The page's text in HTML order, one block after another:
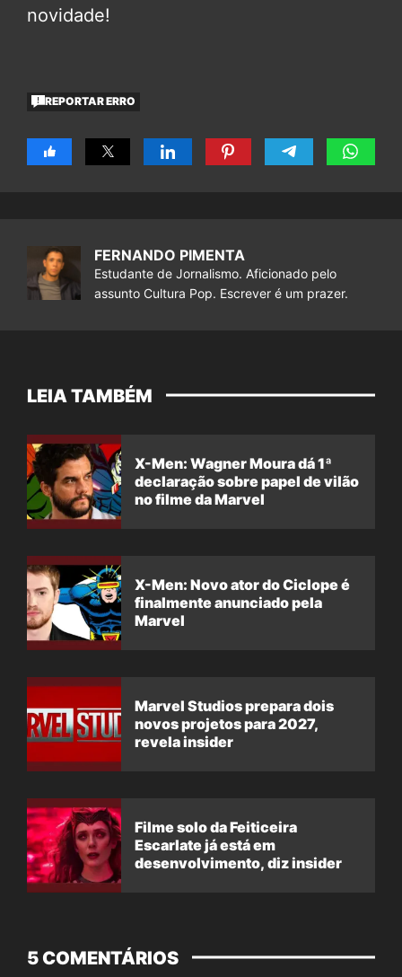
novidade!
REPORTAR ERRO
FERNANDO PIMENTA
Estudante de Jornalismo. Aficionado pelo
assunto Cultura Pop. Escrever é um prazer.
LEIA TAMBÉM
X-Men: Wagner Moura dá 1ª
declaração sobre papel de vilão
no filme da Marvel
X-Men: Novo ator do Ciclope é
finalmente anunciado pela
Marvel
Marvel Studios prepara dois
novos projetos para 2027,
revela insider
Filme solo da Feiticeira
Escarlate já está em
desenvolvimento, diz insider
5 COMENTÁRIOS